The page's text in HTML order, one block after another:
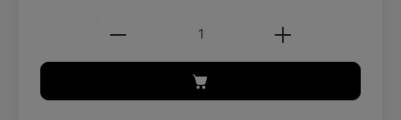
Produkt Anzahl: Gib den